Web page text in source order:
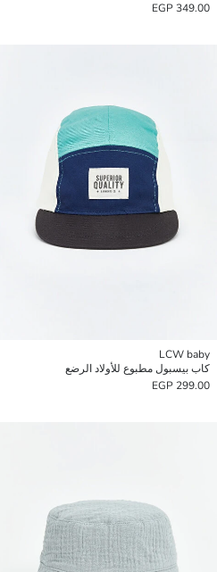
349.00 EGP
LCW baby
كاب بيسبول مطبوع للأولاد الرضع
299.00 EGP